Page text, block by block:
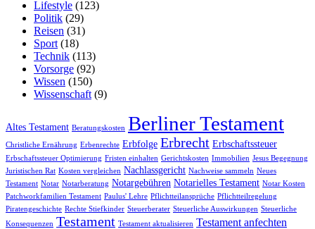
Lifestyle (123)
Politik (29)
Reisen (31)
Sport (18)
Technik (113)
Vorsorge (92)
Wissen (150)
Wissenschaft (9)
Altes Testament Beratungskosten Berliner Testament
Christliche Ernährung Erbenrechte Erbfolge Erbrecht Erbschaftssteuer
Erbschaftssteuer Optimierung Fristen einhalten Gerichtskosten Immobilien Jesus Begegnung
Juristischen Rat Kosten vergleichen Nachlassgericht Nachweise sammeln Neues
Testament Notar Notarberatung Notargebühren Notarielles Testament Notar Kosten
Patchworkfamilien Testament Paulus' Lehre Pflichtteilansprüche Pflichtteilregelung
Piratengeschichte Rechte Stiefkinder Steuerberater Steuerliche Auswirkungen Steuerliche
Konsequenzen Testament Testament aktualisieren Testament anfechten